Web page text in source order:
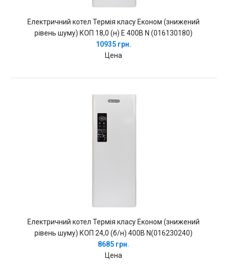
Електричний котел Термія класу Економ (знижений
рівень шуму) КОП 18,0 (н) Е 400В N (016130180)
10935 грн.
Цена
Електричний котел Термія класу Економ (знижений
рівень шуму) КОП 24,0 (б/н) 400В N(016230240)
8685 грн.
Цена